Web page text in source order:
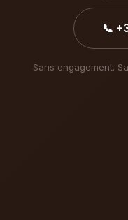
📞
Sans engagement.